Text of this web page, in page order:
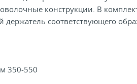
конструкции. В
держатель соответствующего
350-550